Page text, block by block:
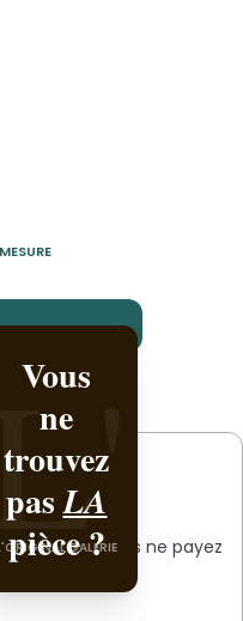
L'
Vous
ne
trouvez
pasLA
pièce ?
GALERIE
L'
Créez-
la
avec
Vey
.
PIECE OF
YOU
carte
encore.
du reste. Vous ne payez